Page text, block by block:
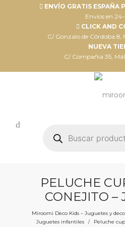
ENVÍO GRATIS ESPAÑA
Envíos en
CLICK AND
C/ Gonzalo de Córdoba 8,
NUEVA
C/ Compañia 35,
productos
PELUCHE
CONEJITO –
Miroomi Deco Kids – Juguetes y
Juguetes infantiles / Peluche